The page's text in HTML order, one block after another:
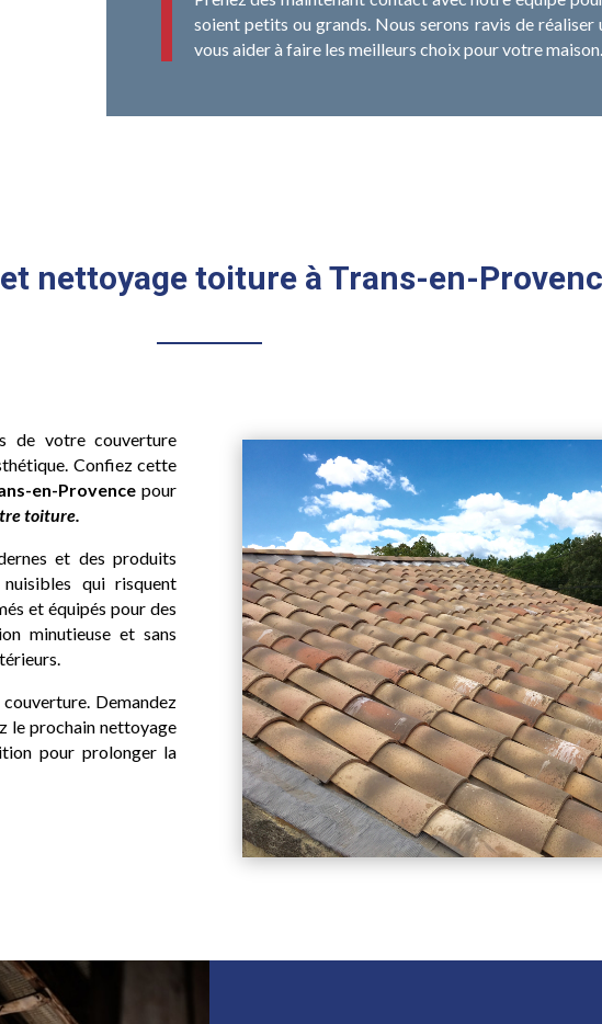
soient petits ou grands. Nous serons ravis de
vous aider à faire les meilleurs choix pour votre maison.
nettoyage toiture à Trans-en-
de votre couverture
Confiez cette
en-Provence pour
toiture.
et des produits
qui risquent
et équipés pour des
minutieuse et sans
Demandez
le prochain nettoyage
pour prolonger la